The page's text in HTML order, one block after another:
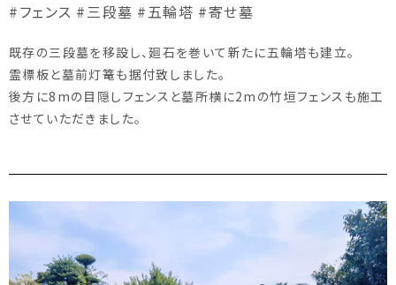
#フェンス #三段墓 #五輪塔 #寄せ墓
既存の三段墓を移設し、廻石を巻いて新たに五輪塔も建立。
霊標板と墓前灯篭も据付致しました。
後方に8mの目隠しフェンスと墓所横に2mの竹垣フェンスも施工
させていただきました。